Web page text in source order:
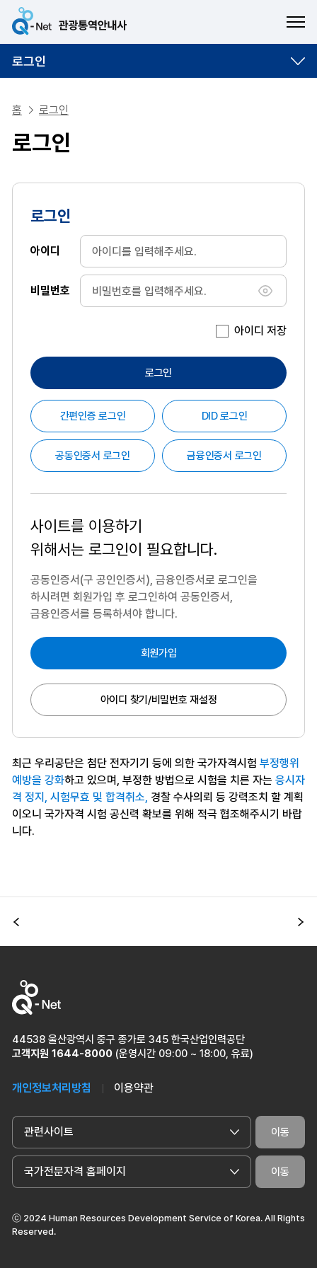
로그인
홈 로그인
로그인
로그인
아이디
비밀번호
비밀번호
아이디 저장
로그인
간편인증 로그인 DID 로그인
공동인증서 로그인 금융인증서 로그인
사이트를 이용하기
위해서는 로그인이 필요합니다.
공동인증서(구 공인인증서), 금융인증서로 로그인을
하시려면 회원가입 후 로그인하여 공동인증서,
금융인증서를 등록하셔야 합니다.
회원가입
아이디 찾기/비밀번호 재설정
최근 우리공단은 첨단 전자기기 등에 의한 국가자격시험 부정행위
예방을 강화하고 있으며, 부정한 방법으로 시험을 치른 자는 응시자
격 정지, 시험무효 및 합격취소, 경찰 수사의뢰 등 강력조치 할 계획
이오니 국가자격 시험 공신력 확보를 위해 적극 협조해주시기 바랍
니다.
이전
44538 울산광역시 중구 종가로 345 한국산업인력공단
고객지원 1644-8000 (운영시간 09:00 ~ 18:00, 유료)
개인정보처리방침 이용약관
관련사이트 이동
국가전문자격 홈페이지 이동
ⓒ 2024 Human Resources Development Service of Korea. All Rights
Reserved.